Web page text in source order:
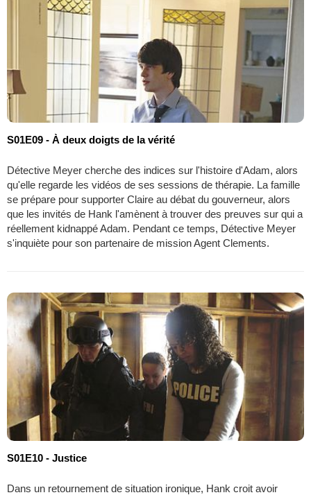
S01E09 - À deux doigts de la vérité
Détective Meyer cherche des indices sur l'histoire d'Adam, alors
qu'elle regarde les vidéos de ses sessions de thérapie. La famille
se prépare pour supporter Claire au débat du gouverneur, alors
que les invités de Hank l'amènent à trouver des preuves sur qui a
réellement kidnappé Adam. Pendant ce temps, Détective Meyer
s'inquiète pour son partenaire de mission Agent Clements.
S01E10 - Justice
Dans un retournement de situation ironique, Hank croit avoir